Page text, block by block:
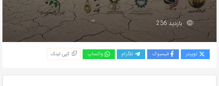
بازدید 236
توییتر فیسبوک تلگرام واتساپ کپی لینک